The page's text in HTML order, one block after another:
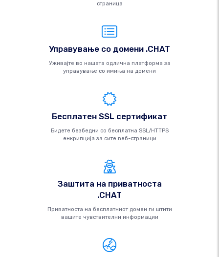
страница
Управување со домени .CHAT
Уживајте во нашата одлична платформа за
управување со имиња на домени
Бесплатен SSL сертификат
Бидете безбедни со бесплатна SSL/HTTPS
енкрипција за сите веб-страници
Заштита на приватноста
.CHAT
Приватноста на бесплатниот домен ги штити
вашите чувствителни информации